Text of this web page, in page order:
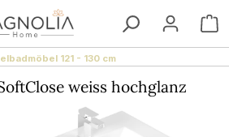
121 - 130 cm
weiss hochglanz